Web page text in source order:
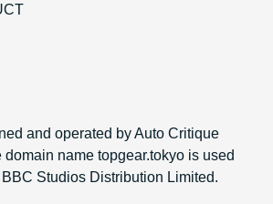
and operated by Auto Critique
name topgear.tokyo is used
Studios Distribution Limited.